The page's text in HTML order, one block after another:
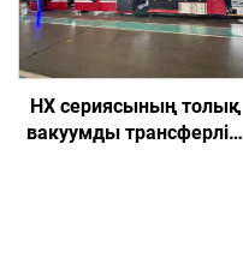
HX сериясының толық
вакуумды трансферлік,